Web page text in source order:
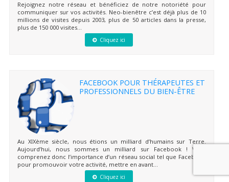
Rejoignez notre réseau et bénéficiez de notre notoriété pour
communiquer sur vos activités. Neo-bienêtre c’est déjà plus de 10
millions de visites depuis 2003, plus de 50 articles dans la presse,
plus de 150 000 visites...
Cliquez ici
FACEBOOK POUR THÉRAPEUTES ET
PROFESSIONNELS DU BIEN-ÊTRE
Au XIXème siècle, nous étions un milliard d’humains sur Terre.
Aujourd’hui, nous sommes un milliard sur Facebook ! Vous
comprenez donc l’importance d’un réseau social tel que Facebook
pour promouvoir votre activité, mettre en avant...
Cliquez ici